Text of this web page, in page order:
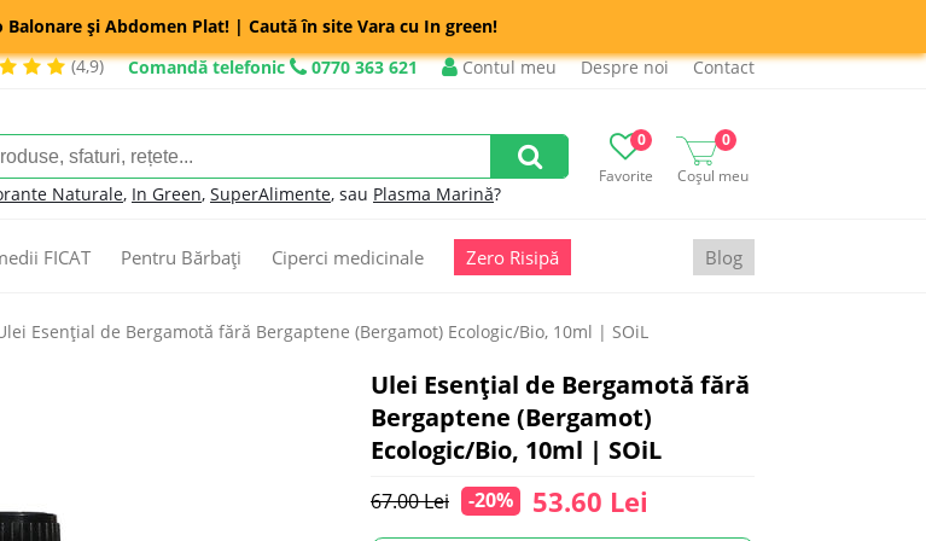
și Abdomen Plat! | Caută în site Vara cu In green!
(4,9)
Comandă telefonic 0770 363 621 Contul meu Despre noi Contact
Favorite
0
Coșul meu
0
Naturale, In Green, SuperAlimente, sau Plasma Marină?
FICAT Pentru Bărbați Ciperci medicinale Zero Risipă Blog
Esențial de Bergamotă fără Bergaptene (Bergamot) Ecologic/Bio, 10ml | SOiL
Ulei Esențial de Bergamotă fără
Bergaptene (Bergamot)
Ecologic/Bio, 10ml | SOiL
67.00 Lei -20% 53.60 Lei